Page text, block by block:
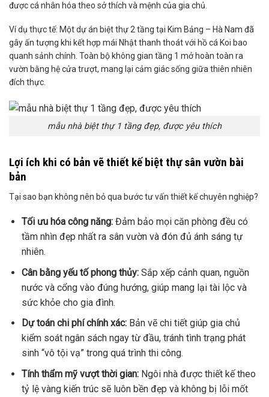
được cá nhân hóa theo sở thích và mệnh của gia chủ.
Ví dụ thực tế: Một dự án biệt thự 2 tầng tại Kim Bảng – Hà Nam đã
gây ấn tượng khi kết hợp mái Nhật thanh thoát với hồ cá Koi bao
quanh sảnh chính. Toàn bộ không gian tầng 1 mở hoàn toàn ra
vườn bằng hệ cửa trượt, mang lại cảm giác sống giữa thiên nhiên
đích thực.
mẫu nhà biệt thự 1 tầng đẹp, được yêu thích
Lợi ích khi có bản vẽ thiết kế biệt thự sân vườn bài
bản
Tại sao bạn không nên bỏ qua bước tư vấn thiết kế chuyên nghiệp?
Tối ưu hóa công năng:Đảm bảo mọi căn phòng đều có
tầm nhìn đẹp nhất ra sân vườn và đón đủ ánh sáng tự
nhiên.
Cân bằng yếu tố phong thủy:Sắp xếp cảnh quan, nguồn
nước và cổng vào đúng hướng, giúp mang lại tài lộc và
sức khỏe cho gia đình.
Dự toán chi phí chính xác:Bản vẽ chi tiết giúp gia chủ
kiểm soát ngân sách ngay từ đầu, tránh tình trạng phát
sinh “vô tội vạ” trong quá trình thi công.
Tính thẩm mỹ vượt thời gian:Ngôi nhà được thiết kế theo
tỷ lệ vàng kiến trúc sẽ luôn bền đẹp và không bị lỗi mốt